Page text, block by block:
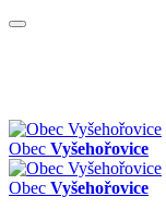
Obec Vyšehořovice
Obec Vyšehořovice